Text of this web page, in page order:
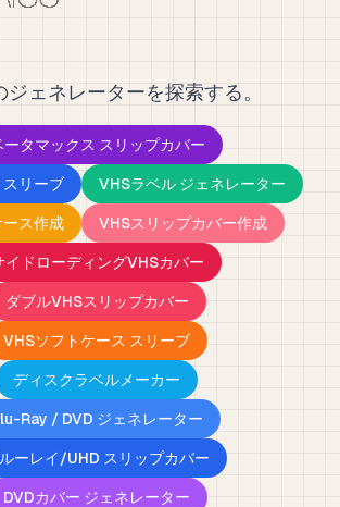
ェネレーターを探索する。
ータマックス スリップカバー
リーブ
VHSラベル ジェネレーター
ス作成
VHSスリップカバー作成
イドローディングVHSカバー
ダブルVHSスリップカバー
VHSソフトケース スリーブ
ディスクラベルメーカー
Ray / DVD ジェネレーター
ーレイ/UHD スリップカバー
DVDカバー ジェネレーター